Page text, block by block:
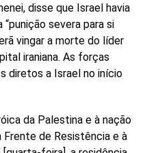
disse que Israel havia
severa para si
vingar a morte do líder
iraniana. As forças
diretos a Israel no início
da Palestina e à nação
de Resistência e à